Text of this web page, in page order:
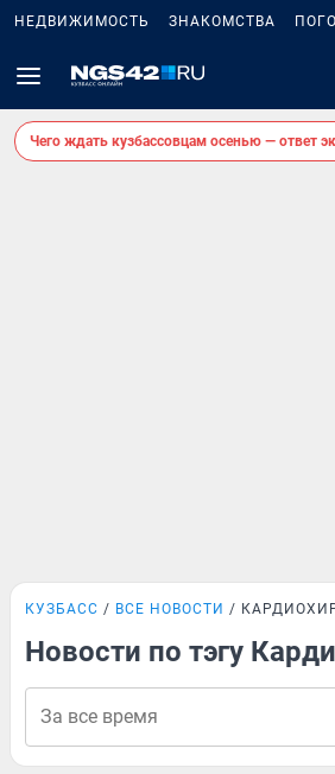
НЕДВИЖИМОСТЬ ЗНАКОМСТВА
Чего ждать кузбассовцам осенью — ответ
КУЗБАСС ВСЕ НОВОСТИ
Новости по тэгу